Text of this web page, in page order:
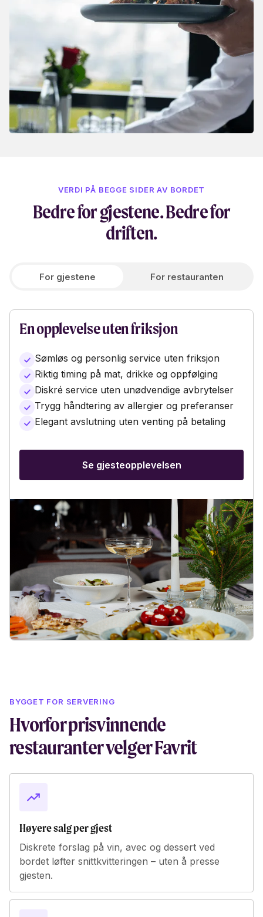
VERDI PÅ BEGGE SIDER AV BORDET
Bedre for gjestene. Bedre for
driften.
For gjestene For restauranten
En opplevelse uten friksjon
Sømløs og personlig service uten friksjon
Riktig timing på mat, drikke og oppfølging
Diskré service uten unødvendige avbrytelser
Trygg håndtering av allergier og preferanser
Elegant avslutning uten venting på betaling
Se gjesteopplevelsen
BYGGET FOR SERVERING
Hvorfor prisvinnende
restauranter velger Favrit
Høyere salg per gjest
Diskrete forslag på vin, avec og dessert ved
bordet løfter snittkvitteringen – uten å presse
gjesten.